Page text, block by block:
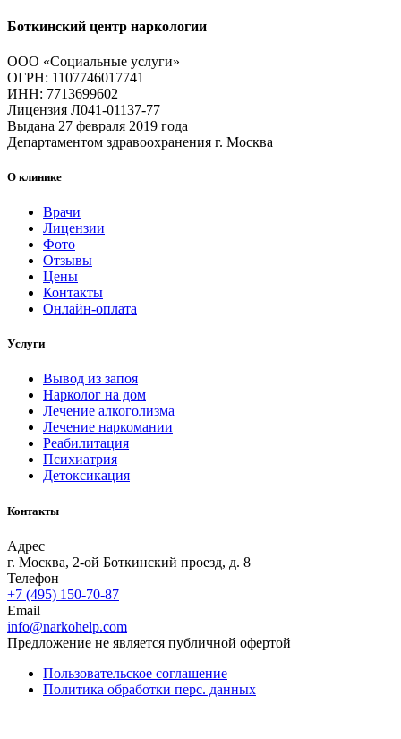
Боткинский центр наркологии
ООО «Социальные услуги»
ОГРН: 1107746017741
ИНН: 7713699602
Лицензия Л041-01137-77
Выдана 27 февраля 2019 года
Департаментом здравоохранения г. Москва
О клинике
Врачи
Лицензии
Фото
Отзывы
Цены
Контакты
Онлайн-оплата
Услуги
Вывод из запоя
Нарколог на дом
Лечение алкоголизма
Лечение наркомании
Реабилитация
Психиатрия
Детоксикация
Контакты
Адрес
г. Москва, 2-ой Боткинский проезд, д. 8
Телефон
+7 (495) 150-70-87
Email
info@narkohelp.com
Предложение не является публичной офертой
Пользовательское соглашение
Политика обработки перс. данных